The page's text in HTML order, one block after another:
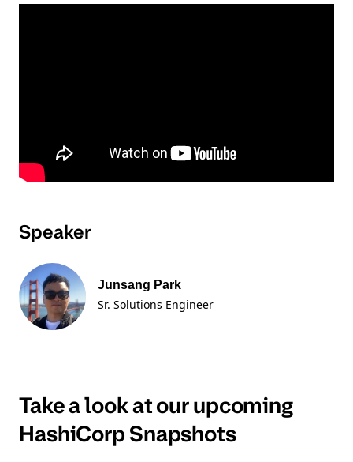
Speaker
Junsang Park
Sr. Solutions Engineer
Take a look at our upcoming
HashiCorp Snapshots